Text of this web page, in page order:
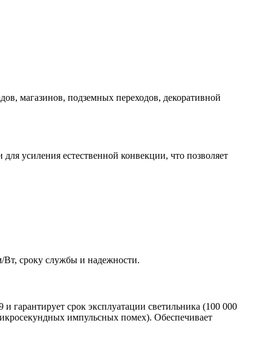
магазинов, подземных переходов, декоративной
усиления естественной конвекции, что позволяет
сроку службы и надежности.
гарантирует срок эксплуатации светильника (100 000
импульсных помех). Обеспечивает